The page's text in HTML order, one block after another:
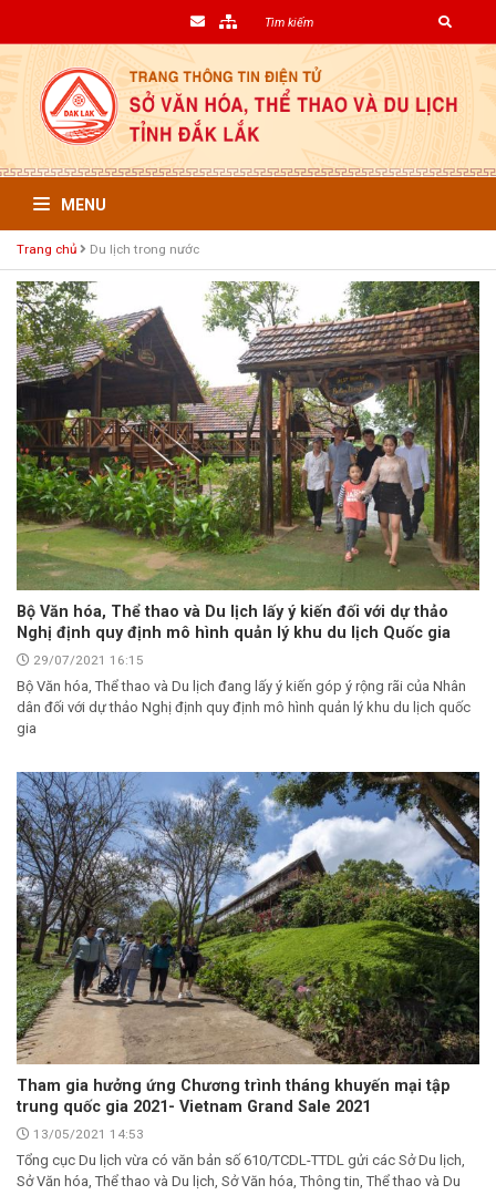
MENU
Trang chủ Du lịch trong nước
Bộ Văn hóa, Thể thao và Du lịch lấy ý kiến đối với dự thảo
Nghị định quy định mô hình quản lý khu du lịch Quốc gia
29/07/2021 16:15
Bộ Văn hóa, Thể thao và Du lịch đang lấy ý kiến góp ý rộng rãi của Nhân
dân đối với dự thảo Nghị định quy định mô hình quản lý khu du lịch quốc
gia
Tham gia hưởng ứng Chương trình tháng khuyến mại tập
trung quốc gia 2021- Vietnam Grand Sale 2021
13/05/2021 14:53
Tổng cục Du lịch vừa có văn bản số 610/TCDL-TTDL gửi các Sở Du lịch,
Sở Văn hóa, Thể thao và Du lịch, Sở Văn hóa, Thông tin, Thể thao và Du